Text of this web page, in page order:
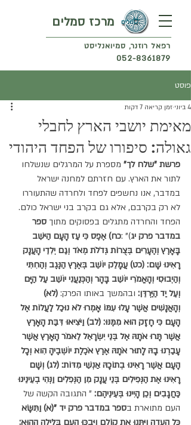
מרכז סמלים
052-8361879
רפאל רוזנר, סמיואנליסט
פוסט
מאימת יושבי הארץ לחבלי
גאולה: סיפורו של הפחד היהודי
4 ביוני זמן קריאה 7 דקות
פרשת "שלח לך" מספרת על המרגלים שנשלחו
לתור את הארץ. עם חזרתם למחנה ישראל
במדבר, אנו נחשפים לפחד ולחרדה שהתעוררו
לא רק בקרבם, אלא גם בקרב בני ישראל כולם.
הפחד והחרדה מתגלים בפסוקים מתוך ספר
במדבר פרק יג)" :כח) אֶפֶס כִּי עַז הָעָם הַיּשֵׁב
בָּאָרֶץ וְהֶעָרִים בְּצֻרוֹת גְּדֹלֹת מְאֹד וְגַם יְלִדֵי הָעֲנָק
רָאִינוּ שָׁם: (כט) עֲמָלֵק יוֹשֵׁב בְּאֶרֶץ הַנֶּגֶב וְהַחִתִּי
וְהַיְבוּסִי וְהָאֱמֹרִי יוֹשֵׁב בָּהָר וְהַכְּנַעֲנִי יוֹשֵׁב עַל הַיָּם
וְעַל יַד הַיַּרְדֵּן: ובהמשך באותו הפרק: (לא)
וְהָאֲנָשִׁים אֲשֶׁר עָלוּ עִמּוֹ אָמְרוּ לֹא נוּכַל לַעֲלוֹת אֶל
הָעָם כִּי חָזָק הוּא מִמֶּנּוּ: (לב) וַיֹּצִיאוּ דִּבַּת הָאָרֶץ
אֲשֶׁר תָּרוּ אֹתָהּ אֶל בְּנֵי יִשְׂרָאֵל לֵאמֹר הָאָרֶץ אֲשֶׁר
עָבַרְנוּ בָהּ לָתוּר אֹתָהּ אֶרֶץ אֹכֶלֶת יוֹשְׁבֶיהָ הִוא וְכָל
הָעָם אֲשֶׁר רָאִינוּ בְתוֹכָהּ אַנְשֵׁי מִדּוֹת: (לג) וְשָׁם
רָאִינוּ אֶת הַנְּפִילִים בְּנֵי עֲנָק מִן הַנְּפִלִים וַנְּהִי בְעֵינֵינוּ
כַּחֲגָבִים וְכֵן הָיִינוּ בְּעֵינֵיהֶם: " התגובה הקשה של
העם מתוארת בספר במדבר פרק יד "(א) וַתִּשָּׂא
כָּל הָעֵדָה וַיִּתְּנוּ אֶת קוֹלָם וַיִּבְכּוּ הָעָם בַּלַּיְלָה הַהוּא: